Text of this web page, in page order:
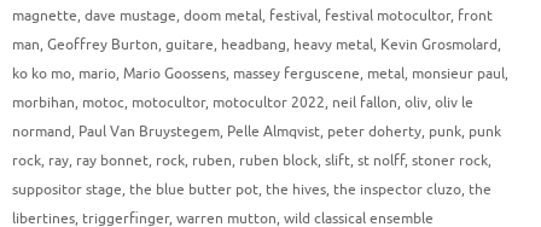
magnette, dave mustage, doom metal, festival, festival motocultor, front
man, Geoffrey Burton, guitare, headbang, heavy metal, Kevin Grosmolard,
ko ko mo, mario, Mario Goossens, massey ferguscene, metal, monsieur paul,
morbihan, motoc, motocultor, motocultor 2022, neil fallon, oliv, oliv le
normand, Paul Van Bruystegem, Pelle Almqvist, peter doherty, punk, punk
rock, ray, ray bonnet, rock, ruben, ruben block, slift, st nolff, stoner rock,
suppositor stage, the blue butter pot, the hives, the inspector cluzo, the
libertines, triggerfinger, warren mutton, wild classical ensemble